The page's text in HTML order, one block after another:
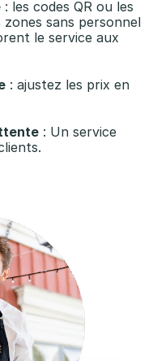
: les codes QR ou les
zones sans personnel
le service aux
: ajustez les prix en
: Un service